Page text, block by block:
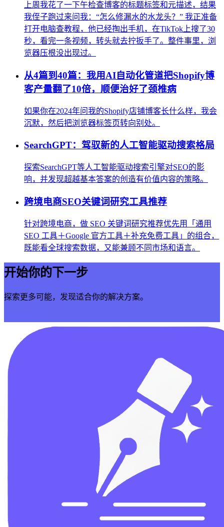
上周我花了一下午检查博客的标题标签和元描述，结果
我侄子跑过来问我：“怎么修漏水的水龙头？” 我正准备
打开电脑查教程，他已经掏出手机，在TikTok上搜了30
秒，看完一条视频，转头就去拧扳手了。整件事里，浏
览器压根没出现过。
从4篇到40篇：我用AI自动化管道把Shopify博
客产量翻了10倍，顺便治好了颈椎病
如果你在2024年问我的Shopify店铺博客长什么样，我会
沉默，然后把浏览器标签页转向别处。
SearchGPT：驾驭新的人工智能驱动搜索格局
探索SearchGPT等人工智能驱动搜索引擎对SEO的影
响，并发现超越基本答案的创造有价值内容的策略。
跨境电商SEO关键词研究工具推荐
针对跨境电商，做 SEO 关键词研究推荐优先用「通用
SEO 工具＋Google 官方工具＋补充免费工具」的组合，
既能看全球搜索数据，又能兼顾不同市场和语言。
开始你的下一步
探索更多可能，发现适合你的解决方案。